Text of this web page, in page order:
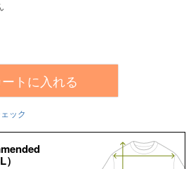
ートに入れる
ック